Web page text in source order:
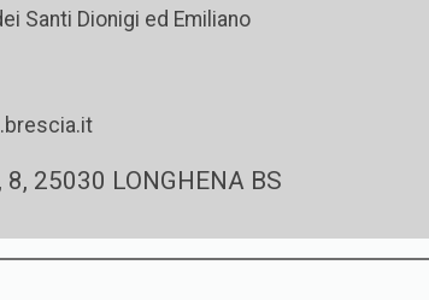
Santi Dionigi ed Emiliano
8, 25030 LONGHENA BS